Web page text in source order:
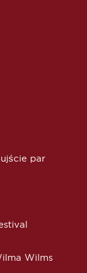
par
Wilms